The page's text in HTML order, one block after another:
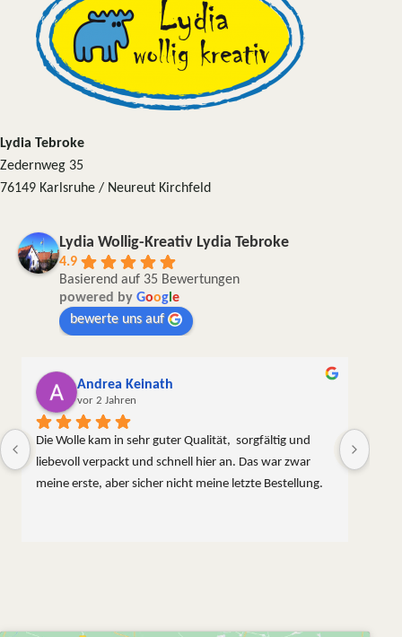
Lydia Tebroke
Zedernweg 35
76149 Karlsruhe / Neureut Kirchfeld
Lydia Wollig-Kreativ Lydia Tebroke
4.9
Basierend auf 35 Bewertungen
powered by Goog e
bewerte uns auf
Andrea Keinath
vor 2 Jahren
Die Wolle kam in sehr guter Qualität,  sorgfältig und
liebevoll verpackt und schnell hier an. Das war zwar
meine erste, aber sicher nicht meine letzte Bestellung.